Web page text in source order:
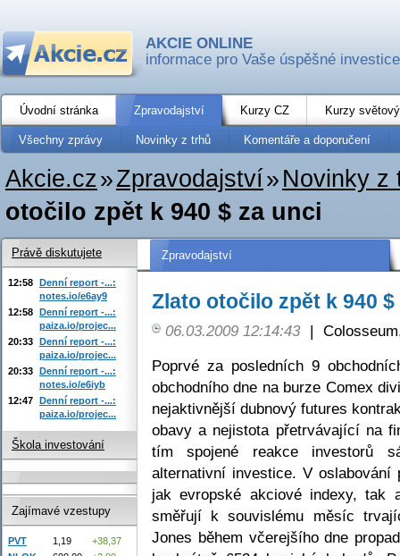
AKCIE ONLINE
informace pro Vaše úspěšné investice
Úvodní stránka Zpravodajství Kurzy CZ Kurzy
Všechny zprávy Novinky z trhů Komentáře a doporučení
Akcie.cz»Zpravodajství» Novinky z
otočilo zpět k 940 $ za unci
Zpravodajství
Zlato otočilo zpět k 940 $
06.03.2009 12:14:43 |
Poprvé za posledních 9
obchodního dne na burze Comex
nejaktivnější dubnový futures
obavy a nejistota přetrvávající na
tím spojené reakce investorů
alternativní investice. V
jak evropské akciové indexy, tak
směřují k souvislému měsíc
Jones během včerejšího dne
Právě diskutujete
12:58 Denní report -...:
notes.io/e6ay9
12:58 Denní report -...:
paiza.io/projec...
20:33 Denní report -...:
paiza.io/projec...
20:33 Denní report -...:
notes.io/e6iyb
12:47 Denní report -...:
paiza.io/projec...
Škola investování
Zajímavé vzestupy
PVT 1,19
+38,37